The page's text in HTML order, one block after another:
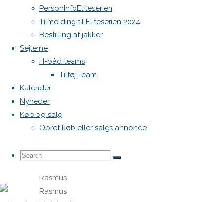
PersonInfoEliteserien
Tilmelding til Eliteserien 2024
Bestilling af jakker
Sejlerne
H-båd teams
Tilføj Team
Kalender
Nyheder
Køb og salg
Opret køb eller salgs annonce
Search
Search
Search
Speed
Besætning
Claus Høj
Jensen,
Dahl
Rasmus
Rasmus